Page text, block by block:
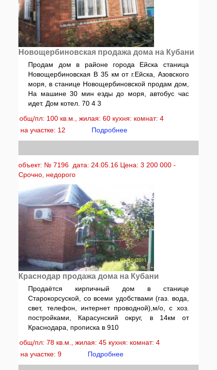
Новощербиновская продажа дома на Кубани
Продам дом в районе города Ейска станица
Новощербиновская В 35 км от г.Ейска, Азовского
моря, в станице Новощербиновской продам дом,
На машине 30 мин езды до моря, автобус час
идет. Дом котел. 70 4 3
общ/пл: 100 кв.м., жилая: 60 кухня: комнат: 4
на участке: 12
Подробнее
объект: № 7196 дата: 24.05.16 Цена: 3 200 000 -
Срочно, недорого
Краснодар продажа дома на Кубани
Продаётся кирпичный дом в станице
Старокорсуской, со всеми удобствами (газ. вода,
свет, телефон, интернет проводной),м/о, с хоз.
постройками, Карасунский округ, в 14км от
Краснодара, прописка в 910
общ/пл: 78 кв.м., жилая: 45 кухня: комнат: 4
на участке: 9
Подробнее